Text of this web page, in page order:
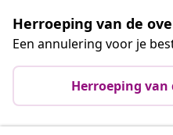
Herroeping van de
Een annulering voor je
Herroeping van